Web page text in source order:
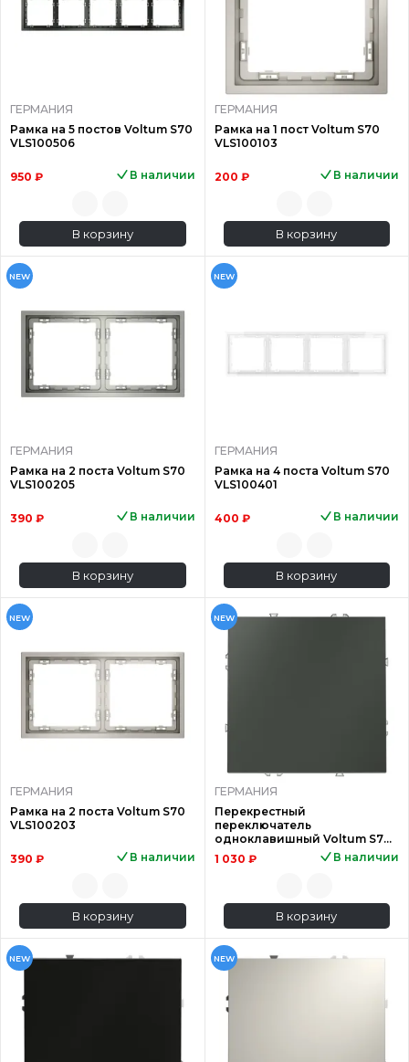
ГЕРМАНИЯ
Рамка на 5 постов Voltum S70
VLS100506
950 ₽ В наличии
В корзину
ГЕРМАНИЯ
Рамка на 1 пост Voltum S70
VLS100103
200 ₽ В наличии
В корзину
NEW
ГЕРМАНИЯ
Рамка на 2 поста Voltum S70
VLS100205
390 ₽ В наличии
В корзину
NEW
ГЕРМАНИЯ
Рамка на 4 поста Voltum S70
VLS100401
400 ₽ В наличии
В корзину
NEW
ГЕРМАНИЯ
Рамка на 2 поста Voltum S70
VLS100203
390 ₽ В наличии
В корзину
NEW
ГЕРМАНИЯ
Перекрестный
переключатель
одноклавишный Voltum S70
VLS010506
1 030 ₽ В наличии
В корзину
NEW NEW